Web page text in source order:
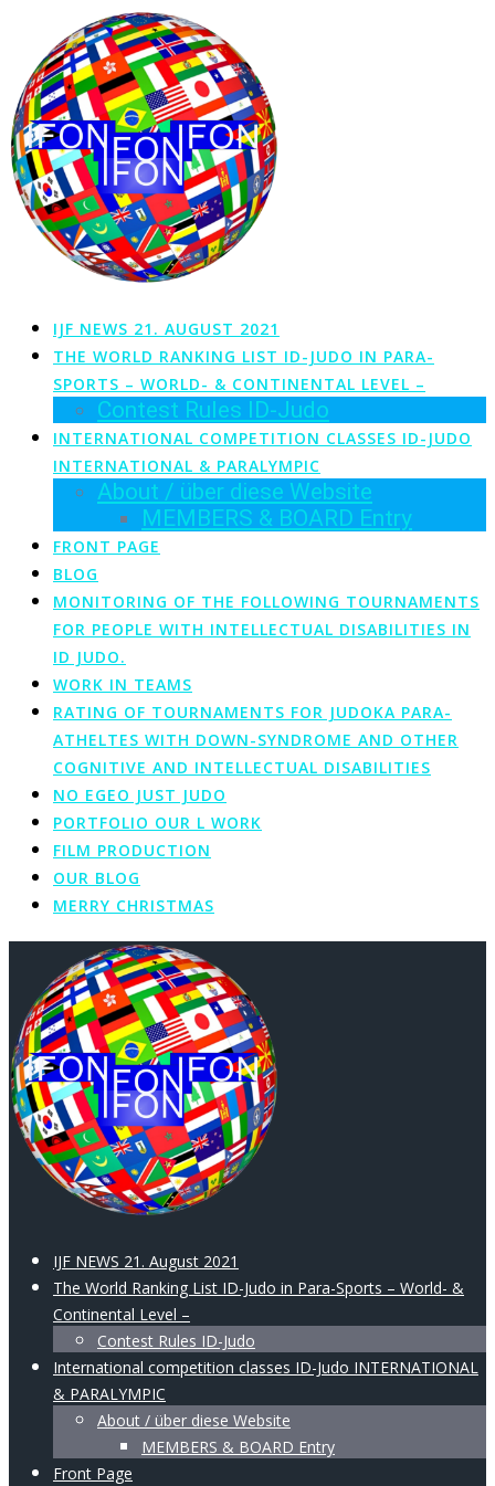
Inhalt
springen
IJF NEWS 21. AUGUST 2021
THE WORLD RANKING LIST ID-JUDO IN PARA-
SPORTS – WORLD- & CONTINENTAL LEVEL –
Contest Rules ID-Judo
INTERNATIONAL COMPETITION CLASSES ID-JUDO
INTERNATIONAL & PARALYMPIC
About / über diese Website
MEMBERS & BOARD Entry
FRONT PAGE
BLOG
MONITORING OF THE FOLLOWING TOURNAMENTS
FOR PEOPLE WITH INTELLECTUAL DISABILITIES IN
ID JUDO.
WORK IN TEAMS
RATING OF TOURNAMENTS FOR JUDOKA PARA-
ATHELTES WITH DOWN-SYNDROME AND OTHER
COGNITIVE AND INTELLECTUAL DISABILITIES
NO EGEO JUST JUDO
PORTFOLIO OUR L WORK
FILM PRODUCTION
OUR BLOG
MERRY CHRISTMAS
IJF NEWS 21. August 2021
The World Ranking List ID-Judo in Para-Sports – World- &
Continental Level –
Contest Rules ID-Judo
International competition classes ID-Judo INTERNATIONAL
& PARALYMPIC
About / über diese Website
MEMBERS & BOARD Entry
Front Page